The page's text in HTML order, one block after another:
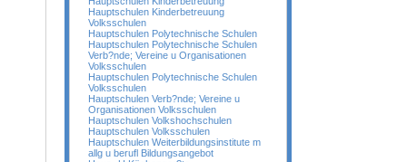
Hauptschulen Kinderbetreuung
Volksschulen
Hauptschulen Polytechnische Schulen
Hauptschulen Polytechnische Schulen
Verb?nde; Vereine u Organisationen
Volksschulen
Hauptschulen Polytechnische Schulen
Volksschulen
Hauptschulen Verb?nde; Vereine u
Organisationen Volksschulen
Hauptschulen Volkshochschulen
Hauptschulen Volksschulen
Hauptschulen Weiterbildungsinstitute m
allg u berufl Bildungsangebot